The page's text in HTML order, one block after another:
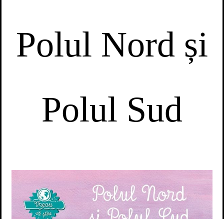
Polul Nord și
Polul Sud